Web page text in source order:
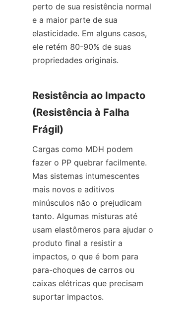
perto de sua resistência normal
e a maior parte de sua
elasticidade. Em alguns casos,
ele retém 80-90% de suas
propriedades originais.
Resistência ao Impacto
(Resistência à Falha
Frágil)
Cargas como MDH podem
fazer o PP quebrar facilmente.
Mas sistemas intumescentes
mais novos e aditivos
minúsculos não o prejudicam
tanto. Algumas misturas até
usam elastômeros para ajudar o
produto final a resistir a
impactos, o que é bom para
para-choques de carros ou
caixas elétricas que precisam
suportar impactos.